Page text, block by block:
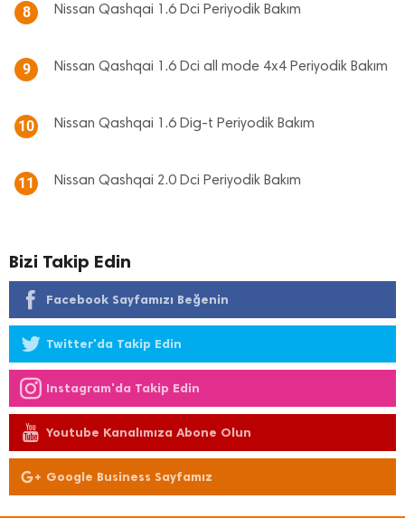
8 Nissan Qashqai 1.6 Dci Periyodik Bakım
9 Nissan Qashqai 1.6 Dci all mode 4x4 Periyodik Bakım
10 Nissan Qashqai 1.6 Dig-t Periyodik Bakım
11 Nissan Qashqai 2.0 Dci Periyodik Bakım
Bizi Takip Edin
Facebook Sayfamızı Beğenin
Twitter'da Takip Edin
Instagram'da Takip Edin
Youtube Kanalımıza Abone Olun
Google Business Sayfamız